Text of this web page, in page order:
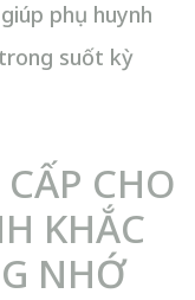
phụ huynh
suốt kỳ
CHO
KHẮC
NHỚ